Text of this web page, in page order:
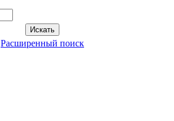
Расширенный поиск